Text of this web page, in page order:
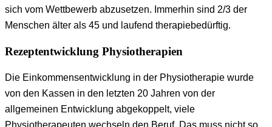
sich vom Wettbewerb abzusetzen. Immerhin sind 2/3 der
Menschen älter als 45 und laufend therapiebedürftig.
Rezeptentwicklung Physiotherapien
Die Einkommensentwicklung in der Physiotherapie wurde
von den Kassen in den letzten 20 Jahren von der
allgemeinen Entwicklung abgekoppelt, viele
Physiotherapeuten wechseln den Beruf. Das muss nicht so